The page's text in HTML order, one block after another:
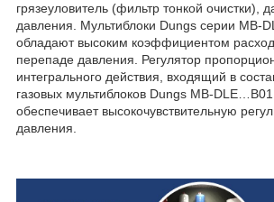
грязеуловитель (фильтр тонкой очистки),
давления. Мультиблоки Dungs серии MB-
обладают высоким коэффициентом
перепаде давления. Регулятор
интегрального действия, входящий в
газовых мультиблоков Dungs MB-
обеспечивает высокочувствительную
давления.